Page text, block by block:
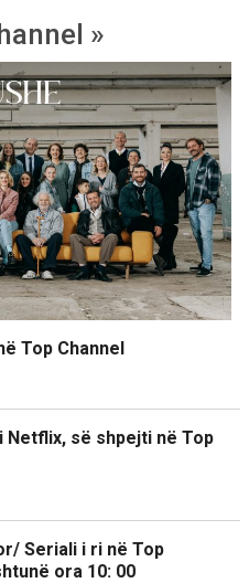
»
Top Channel
i Netflix, së shpejti në Top
Seriali i ri në Top
ora 10: 00